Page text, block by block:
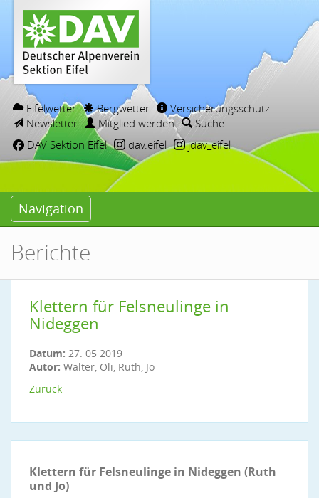
Eifelwetter Bergwetter
Versicherungsschutz
Newsletter
Mitglied werden
Suche
DAV Sektion Eifel
dav.eifel jdav_eifel
Navigation
Berichte
Klettern für Felsneulinge in
Nideggen
Datum: 27. 05 2019
Autor: Walter, Oli, Ruth, Jo
Zurück
Klettern für Felsneulinge in Nideggen (Ruth
und Jo)